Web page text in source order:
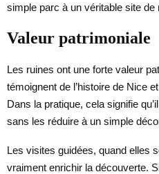
simple parc à un véritable site de
Valeur patrimoniale
Les ruines ont une forte valeur
témoignent de l’histoire de Nice
Dans la pratique, cela signifie
sans les réduire à un simple
Les visites guidées, quand elles
vraiment enrichir la découverte.